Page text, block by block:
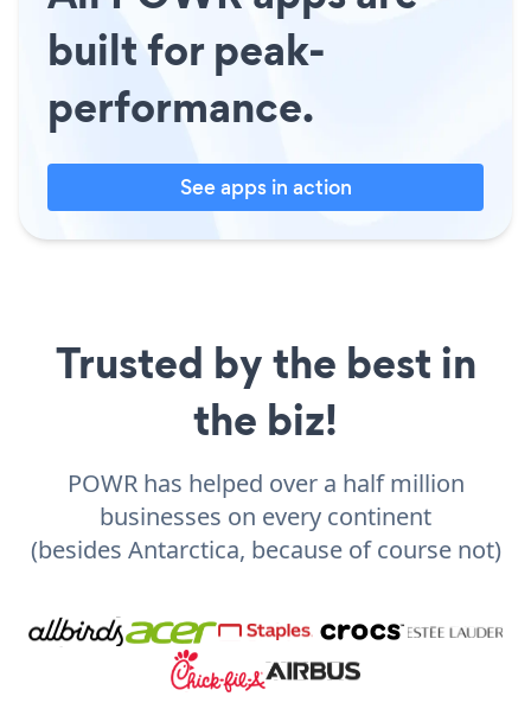
built for peak-
performance.
See apps in action
Trusted by the best in
the biz!
POWR has helped over a half million
businesses on every continent
(besides Antarctica, because of course not)